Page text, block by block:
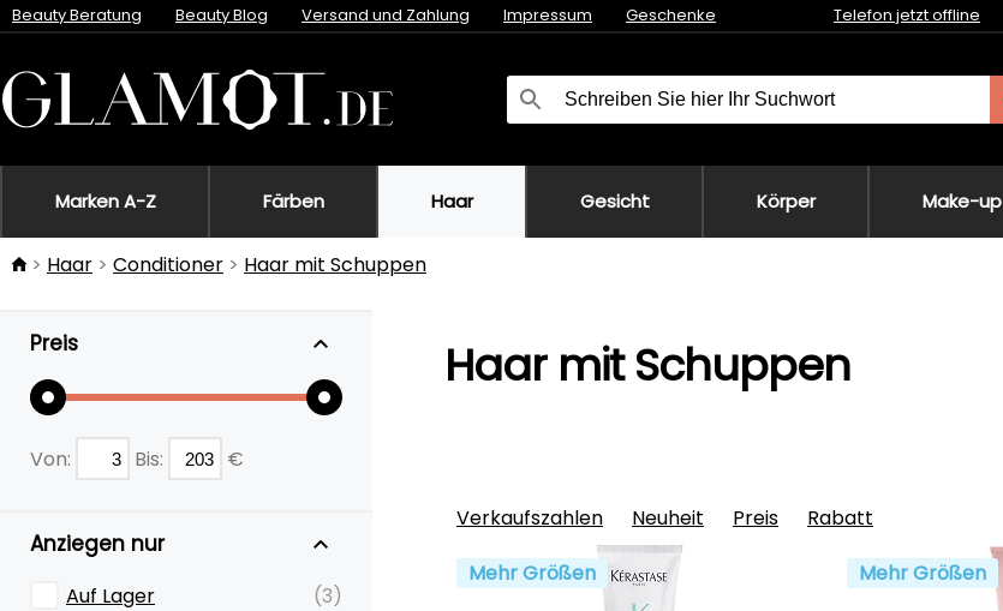
Beauty Beratung Beauty Blog Versand und Zahlung Impressum Geschenke Telefon jetzt offline
Marken A-Z Färben Haar Gesicht Körper Make-up
Haar Conditioner Haar mit Schuppen
Preis
Von: Bis: €
Anziegen nur
Auf Lager (3)
Haar mit Schuppen
Verkaufszahlen Neuheit Preis Rabatt
Mehr Größen
Mehr Größen